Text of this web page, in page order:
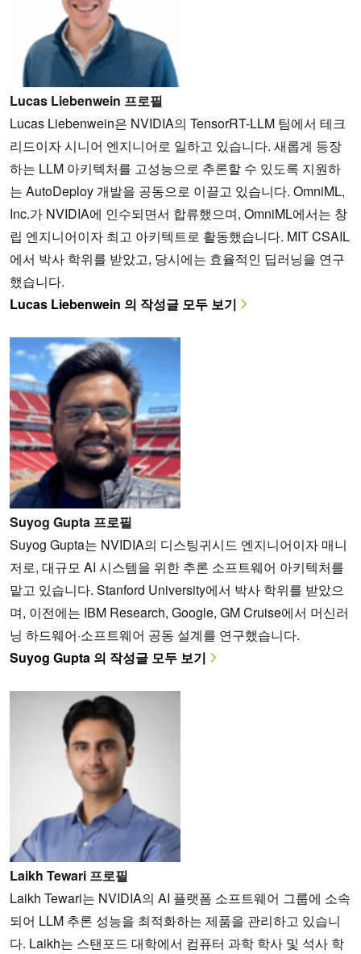
Lucas Liebenwein 프로필
Lucas Liebenwein은 NVIDIA의 TensorRT-LLM 팀에서 테크
리드이자 시니어 엔지니어로 일하고 있습니다. 새롭게 등장
하는 LLM 아키텍처를 고성능으로 추론할 수 있도록 지원하
는 AutoDeploy 개발을 공동으로 이끌고 있습니다. OmniML,
Inc.가 NVIDIA에 인수되면서 합류했으며, OmniML에서는 창
립 엔지니어이자 최고 아키텍트로 활동했습니다. MIT CSAIL
에서 박사 학위를 받았고, 당시에는 효율적인 딥러닝을 연구
했습니다.
Lucas Liebenwein 의 작성글 모두 보기
Suyog Gupta 프로필
Suyog Gupta는 NVIDIA의 디스팅귀시드 엔지니어이자 매니
저로, 대규모 AI 시스템을 위한 추론 소프트웨어 아키텍처를
맡고 있습니다. Stanford University에서 박사 학위를 받았으
며, 이전에는 IBM Research, Google, GM Cruise에서 머신러
닝 하드웨어·소프트웨어 공동 설계를 연구했습니다.
Suyog Gupta 의 작성글 모두 보기
Laikh Tewari 프로필
Laikh Tewari는 NVIDIA의 AI 플랫폼 소프트웨어 그룹에 소속
되어 LLM 추론 성능을 최적화하는 제품을 관리하고 있습니
다. Laikh는 스탠포드 대학에서 컴퓨터 과학 학사 및 석사 학